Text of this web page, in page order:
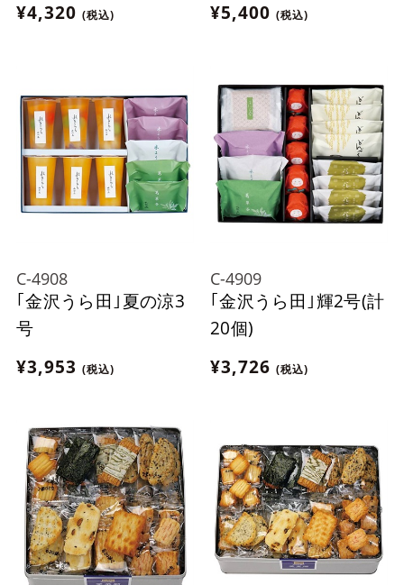
¥4,320 (税込)
¥5,400 (税込)
C-4908
｢金沢うら田｣夏の涼3
号
¥3,953 (税込)
C-4909
｢金沢うら田｣輝2号(計
20個)
¥3,726 (税込)